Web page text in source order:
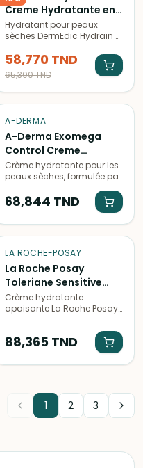
Creme Hydratante en
Profondeur SPF 15 50 g
Hydratant pour peaux
sèches DermEdic Hydrain 3,
protéger la peau tout en la
maintenant hydratée et
apaisée.
58,770 TND
65,300TND
A-DERMA
A-Derma Exomega
Control Creme
Emolliente 200 ml
Crème hydratante pour les
peaux sèches, formulée par
Sa texture légère et non
grasse nourrit en
68,844 TND
LA ROCHE-POSAY
La Roche Posay
Toleriane Sensitive
Riche 40 ml
Crème hydratante
apaisante La Roche Posay
40ml, idéale pour les peaux
sensibles, réduit les
rougeurs et apaise les
irritations.
88,365 TND
1 2 3